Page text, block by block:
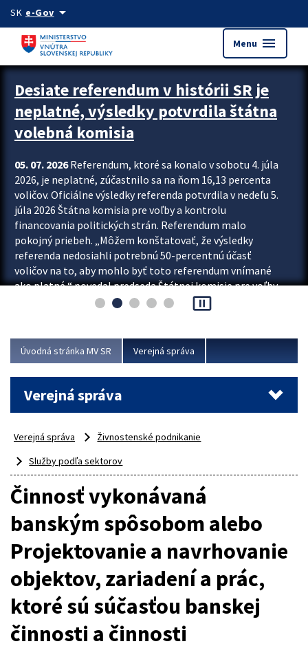
Preskocit na hlavný obsah
SK e-Govarrow_drop_down
Menu menu
Zastavit automatický posun upútavok
Desiate referendum v histórii SR je
neplatné, výsledky potvrdila štátna
volebná komisia
05. 07. 2026Referendum, ktoré sa konalo v sobotu 4. júla
2026, je neplatné, zúčastnilo sa na ňom 16,13 percenta
voličov. Oficiálne výsledky referenda potvrdila v nedeľu 5.
júla 2026 Štátna komisia pre voľby a kontrolu
financovania politických strán. Referendum malo
pokojný priebeh. „Môžem konštatovať, že výsledky
referenda nedosiahli potrebnú 50-percentnú účasť
voličov na to, aby mohlo byť toto referendum vnímané
ako platné,“ povedal predseda Štátnej komisie pre voľby
a kontrolu financovania politických...
pause_presentation
Úvodná stránka MV SR Verejná správa
Verejná správa
Verejná správa
Živnostenské podnikanie
Služby podľa sektorov
Činnosť vykonávaná
banským spôsobom alebo
Projektovanie a navrhovanie
objektov, zariadení a prác,
ktoré sú súčasťou banskej
činnosti a činnosti